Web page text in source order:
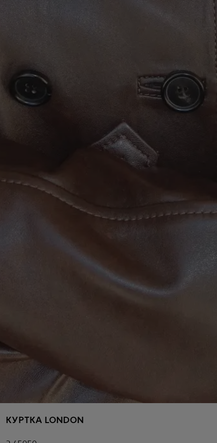
КУРТКА LONDON